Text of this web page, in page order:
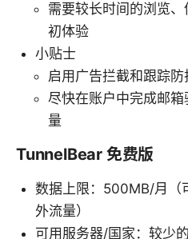
需要较长时间的浏览
初体验
小贴士
启用广告拦截和跟踪
尽快在账户中完成邮
量
TunnelBear 免费版
数据上限：500MB/月（
外流量）
可用服务器/国家：较少